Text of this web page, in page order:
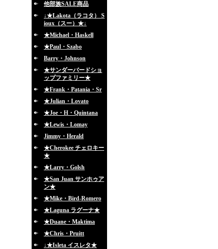
他部族SALE商品
↓★Lakota（ラコタ） S
ioux（スー）★↓
★Michael・Haskell
★Paul・Szabo
Barry・Johnson
★サンダーバードショ
ップファミリー★
★Frank・Patania・Sr
★Julian・Lovato
★Joe・H・Quintana
★Lewis・Lomay
Jimmy・Herald
★Cherokee チェロキー
★
★Larry・Golsh
★San Juan サンホゥア
ン★
★Mike・Bird-Romero
★Laguna ラグーナ★
★Duane・Maktima
★Chris・Pruitt
↓★Isleta イスレタ★